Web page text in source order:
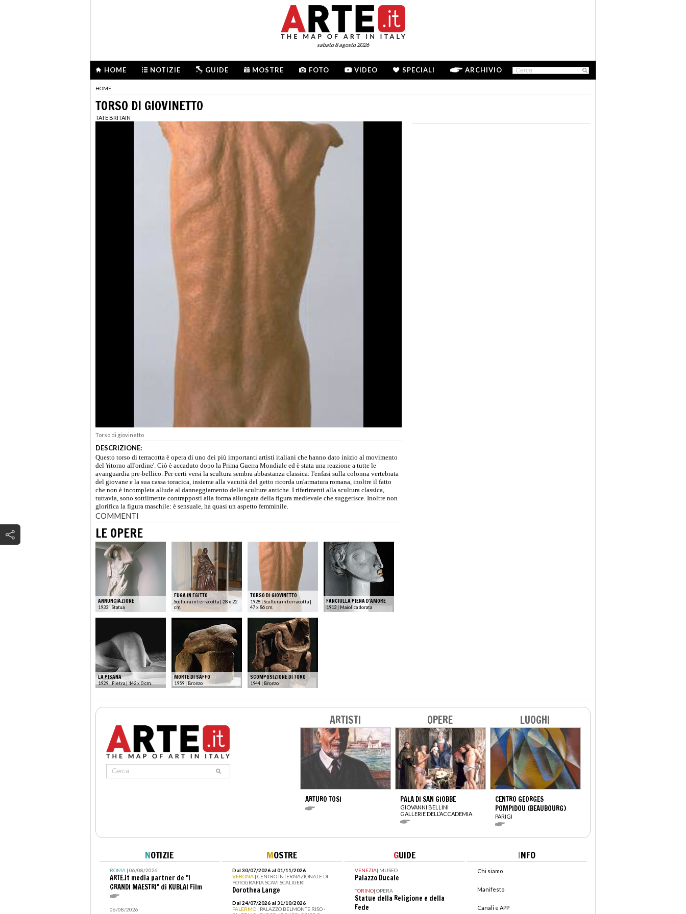
sabato 8 agosto 2026
HOME NOTIZIE GUIDE MOSTRE FOTO VIDEO SPECIALI ARCHIVIO
HOME
TORSO DI GIOVINETTO
TATE BRITAIN
Torso di giovinetto
DESCRIZIONE:
Questo torso di terracotta è opera di uno dei più importanti artisti italiani che hanno dato inizio al movimento
del 'ritorno all'ordine'. Ciò è accaduto dopo la Prima Guerra Mondiale ed è stata una reazione a tutte le
avanguardia pre-bellico. Per certi versi la scultura sembra abbastanza classica: l'enfasi sulla colonna vertebrata
del giovane e la sua cassa toracica, insieme alla vacuità del getto ricorda un'armatura romana, inoltre il fatto
che non è incompleta allude al danneggiamento delle sculture antiche. I riferimenti alla scultura classica,
tuttavia, sono sottilmente contrapposti alla forma allungata della figura medievale che suggerisce. Inoltre non
glorifica la figura maschile: è sensuale, ha quasi un aspetto femminile.
COMMENTI
LE OPERE
ANNUNCIAZIONE
1933 | Statua
FUGA IN EGITTO
Scultura in terracotta | 28 x 22
cm.
TORSO DI GIOVINETTO
1928 | Scultura in terracotta |
47 x 86 cm.
FANCIULLA PIENA D'AMORE
1913 | Maiolica dorata
LA PISANA
1929 | Pietra | 142 x 0 cm.
MORTE DI SAFFO
1959 | Bronzo
SCOMPOSIZIONE DI TORO
1944 | Bronzo
ARTISTI
ARTURO TOSI
OPERE
PALA DI SAN GIOBBE
GIOVANNI BELLINI
GALLERIE DELL’ACCADEMIA
LUOGHI
CENTRO GEORGES
POMPIDOU (BEAUBOURG)
PARIGI
NOTIZIE
ROMA| 06/08/2026
ARTE.it media partner de "I
GRANDI MAESTRI" di KUBLAI Film
06/08/2026
MOSTRE
Dal 30/07/2026 al 01/11/2026
VERONA | CENTRO INTERNAZIONALE DI
FOTOGRAFIA SCAVI SCALIGERI
Dorothea Lange
Dal 24/07/2026 al 31/10/2026
PALERMO | PALAZZO BELMONTE RISO -
GUIDE
VENEZIA| MUSEO
Palazzo Ducale
TORINO| OPERA
Statue della Religione e della
Fede
INFO
Chi siamo
Manifesto
Canali e APP